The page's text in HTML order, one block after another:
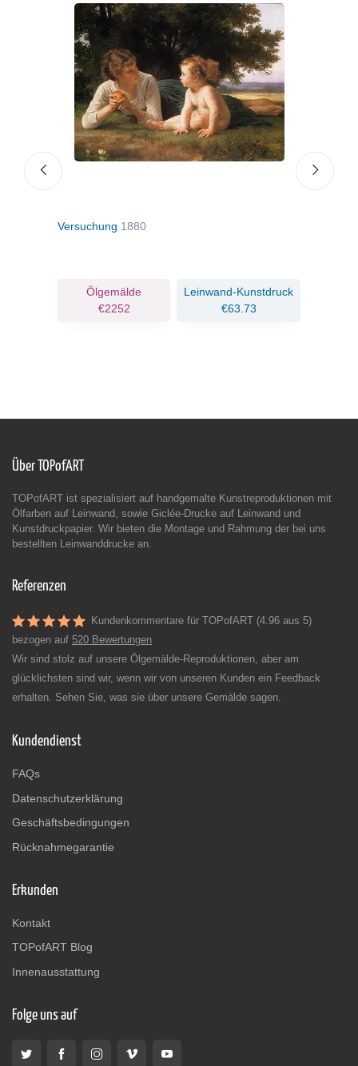
Versuchung 1880
Ölgemälde
€2252
Leinwand-Kunstdruck
€63.73
Über TOPofART
TOPofART ist spezialisiert auf handgemalte Kunstreproduktionen mit
Ölfarben auf Leinwand, sowie Giclée-Drucke auf Leinwand und
Kunstdruckpapier. Wir bieten die Montage und Rahmung der bei uns
bestellten Leinwanddrucke an.
Referenzen
Kundenkommentare für TOPofART (4.96 aus 5)
bezogen auf 520 Bewertungen
Wir sind stolz auf unsere Ölgemälde-Reproduktionen, aber am
glücklichsten sind wir, wenn wir von unseren Kunden ein Feedback
erhalten. Sehen Sie, was sie über unsere Gemälde sagen.
Kundendienst
FAQs
Datenschutzerklärung
Geschäftsbedingungen
Rücknahmegarantie
Erkunden
Kontakt
TOPofART Blog
Innenausstattung
Folge uns auf